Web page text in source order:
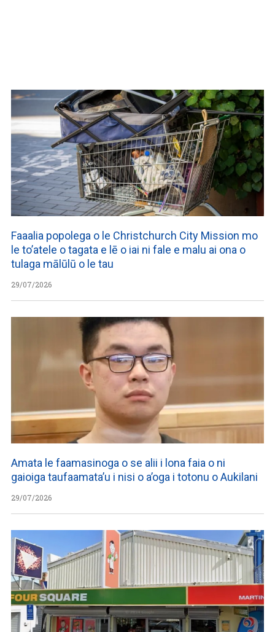
Faaalia popolega o le Christchurch City Mission mo
le to’atele o tagata e lē o iai ni fale e malu ai ona o
tulaga mālūlū o le tau
29/07/2026
Amata le faamasinoga o se alii i lona faia o ni
gaioiga taufaamata’u i nisi o a’oga i totonu o Aukilani
29/07/2026